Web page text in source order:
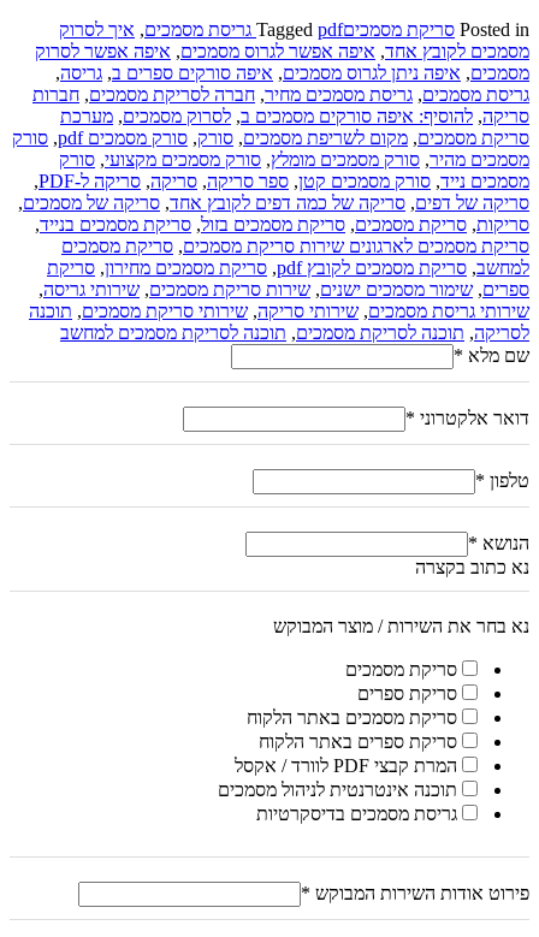
Posted in סריקת מסמכים Tagged pdf גריסת מסמכים , איך לסרוק
מסמכים לקובץ אחד, איפה אפשר לגרוס מסמכים, איפה אפשר לסרוק
מסמכים, איפה ניתן לגרוס מסמכים, איפה סורקים ספרים ב, גריסה,
גריסת מסמכים, גריסת מסמכים מחיר, חברה לסריקת מסמכים, חברות
סריקה, להוסיף: איפה סורקים מסמכים ב, לסרוק מסמכים, מערכת
סריקת מסמכים, מקום לשריפת מסמכים, סורק, סורק מסמכים pdf , סורק
מסמכים מהיר, סורק מסמכים מומלץ, סורק מסמכים מקצועי, סורק
מסמכים נייד, סורק מסמכים קטן, ספר סריקה, סריקה, סריקה ל-PDF
,
סריקה של דפים, סריקה של כמה דפים לקובץ אחד, סריקה של מסמכים,
סריקות, סריקת מסמכים, סריקת מסמכים בזול, סריקת מסמכים בנייד,
סריקת מסמכים לארגונים שירות סריקת מסמכים, סריקת מסמכים
למחשב, סריקת מסמכים לקובץ pdf , סריקת מסמכים מחירון, סריקת
ספרים, שימור מסמכים ישנים, שירות סריקת מסמכים, שירותי גריסה,
שירותי גריסת מסמכים, שירותי סריקה, שירותי סריקת מסמכים, תוכנה
לסריקה, תוכנה לסריקת מסמכים, תוכנה לסריקת מסמכים למחשב
שם מלא *
דואר אלקטרוני *
טלפון *
הנושא *
נא כתוב בקצרה
נא בחר את השירות / מוצר המבוקש
סריקת מסמכים
סריקת ספרים
סריקת מסמכים באתר הלקוח
סריקת ספרים באתר הלקוח
המרת קבצי PDF לוורד / אקסל
תוכנה אינטרנטית לניהול מסמכים
גריסת מסמכים בדיסקרטיות
פירוט אודות השירות המבוקש *